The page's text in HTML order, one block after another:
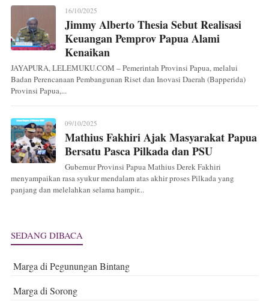
16/10/2025
Jimmy Alberto Thesia Sebut Realisasi
Keuangan Pemprov Papua Alami
Kenaikan
JAYAPURA, LELEMUKU.COM – Pemerintah Provinsi Papua, melalui
Badan Perencanaan Pembangunan Riset dan Inovasi Daerah (Bapperida)
Provinsi Papua,...
09/10/2025
Mathius Fakhiri Ajak Masyarakat Papua
Bersatu Pasca Pilkada dan PSU
Gubernur Provinsi Papua Mathius Derek Fakhiri
menyampaikan rasa syukur mendalam atas akhir proses Pilkada yang
panjang dan melelahkan selama hampir...
SEDANG DIBACA
Marga di Pegunungan Bintang
Marga di Sorong